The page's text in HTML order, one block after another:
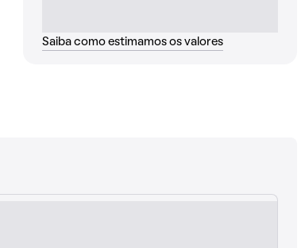
Saiba como estimamos os valores